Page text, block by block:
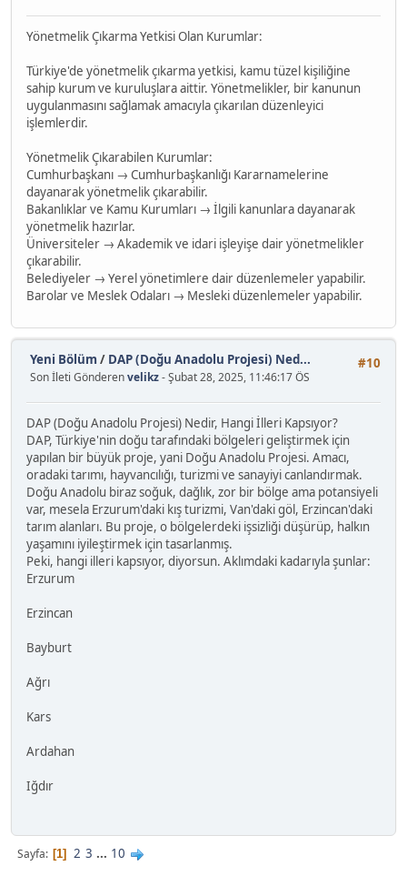
Yönetmelik Çıkarma Yetkisi Olan Kurumlar:
Türkiye'de yönetmelik çıkarma yetkisi, kamu tüzel kişiliğine
sahip kurum ve kuruluşlara aittir. Yönetmelikler, bir kanunun
uygulanmasını sağlamak amacıyla çıkarılan düzenleyici
işlemlerdir.
Yönetmelik Çıkarabilen Kurumlar:
Cumhurbaşkanı → Cumhurbaşkanlığı Kararnamelerine
dayanarak yönetmelik çıkarabilir.
Bakanlıklar ve Kamu Kurumları → İlgili kanunlara dayanarak
yönetmelik hazırlar.
Üniversiteler → Akademik ve idari işleyişe dair yönetmelikler
çıkarabilir.
Belediyeler → Yerel yönetimlere dair düzenlemeler yapabilir.
Barolar ve Meslek Odaları → Mesleki düzenlemeler yapabilir.
#10
Yeni Bölüm / DAP (Doğu Anadolu Projesi) Ned...
Son İleti Gönderenvelikz- Şubat 28, 2025, 11:46:17 ÖS
DAP (Doğu Anadolu Projesi) Nedir, Hangi İlleri Kapsıyor?
DAP, Türkiye'nin doğu tarafındaki bölgeleri geliştirmek için
yapılan bir büyük proje, yani Doğu Anadolu Projesi. Amacı,
oradaki tarımı, hayvancılığı, turizmi ve sanayiyi canlandırmak.
Doğu Anadolu biraz soğuk, dağlık, zor bir bölge ama potansiyeli
var, mesela Erzurum'daki kış turizmi, Van'daki göl, Erzincan'daki
tarım alanları. Bu proje, o bölgelerdeki işsizliği düşürüp, halkın
yaşamını iyileştirmek için tasarlanmış.
Peki, hangi illeri kapsıyor, diyorsun. Aklımdaki kadarıyla şunlar:
Erzurum
Erzincan
Bayburt
Ağrı
Kars
Ardahan
Iğdır
Sayfa 1 2 3 ... 10